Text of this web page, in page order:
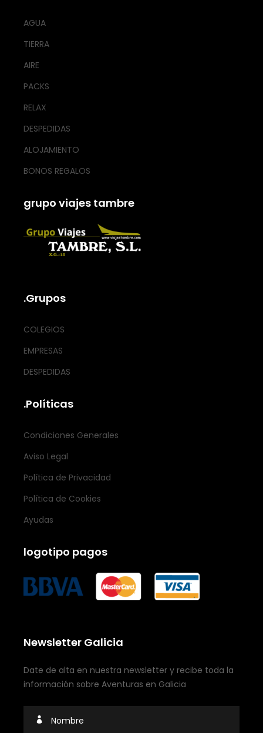
AGUA
TIERRA
AIRE
PACKS
RELAX
DESPEDIDAS
ALOJAMIENTO
BONOS REGALOS
grupo viajes tambre
.Grupos
COLEGIOS
EMPRESAS
DESPEDIDAS
.Políticas
Condiciones Generales
Aviso Legal
Política de Privacidad
Política de Cookies
Ayudas
logotipo pagos
Newsletter Galicia
Date de alta en nuestra newsletter y recibe toda la
información sobre Aventuras en Galicia